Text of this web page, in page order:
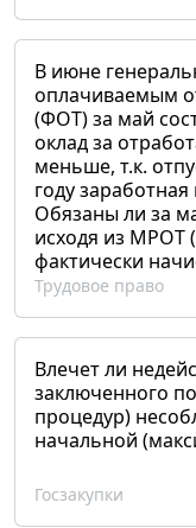
В июне
оплачиваемым
(ФОТ) за май
оклад за
меньше, т.к.
году
Обязаны ли за
исходя из МРОТ
фактически
Трудовое право
Влечет ли
заключенного
процедур)
начальной
Госзакупки